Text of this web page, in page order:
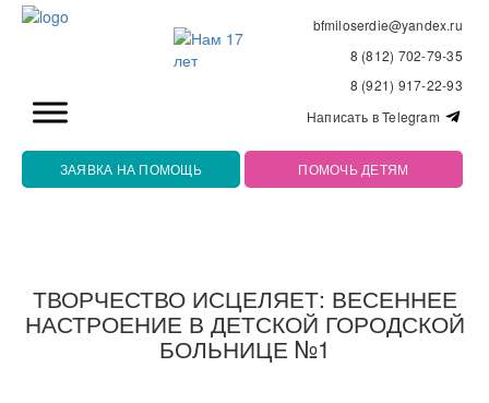
bfmiloserdie@yandex.ru
8 (812) 702-79-35
8 (921) 917-22-93
Написать в Telegram
ЗАЯВКА НА ПОМОЩЬ ПОМОЧЬ ДЕТЯМ
ТВОРЧЕСТВО ИСЦЕЛЯЕТ: ВЕСЕННЕЕ
НАСТРОЕНИЕ В ДЕТСКОЙ ГОРОДСКОЙ
БОЛЬНИЦЕ №1